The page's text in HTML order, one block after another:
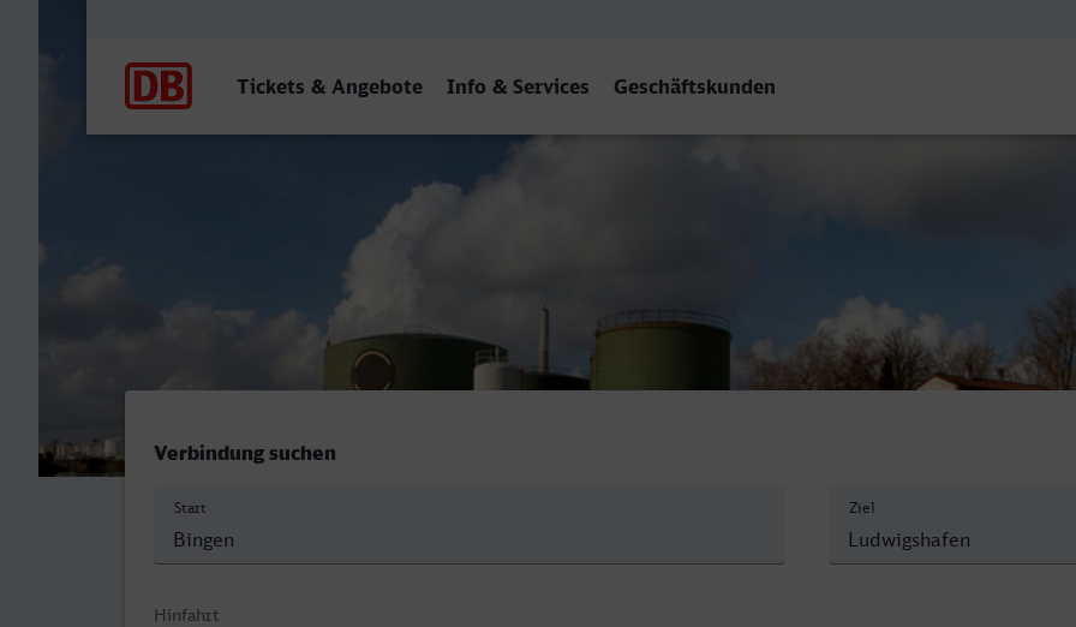
Tickets & Angebote Info & Services Geschäftskunden
Bingen (Rhein) Hbf - Ludwigshafen (Rh) Hbf
Verbindung suchen
Start Ziel
Hinfahrt